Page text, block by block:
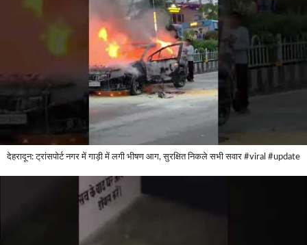
देहरादून: ट्रांसपोर्ट नगर में गाड़ी में लगी भीषण आग, सुरक्षित निकले सभी सवार #viral #update